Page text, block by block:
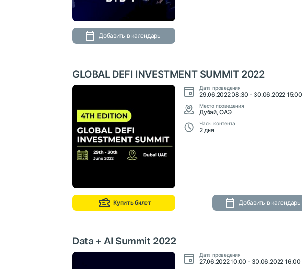
Добавить в календарь
GLOBAL DEFI INVESTMENT SUMMIT 2022
Дата проведения
29.06.2022 08:30 - 30.06.2022 15:00
Место проведения
Дубай, ОАЭ
Часы контента
2 дня
Купить билет Добавить в календарь
Data + AI Summit 2022
Дата проведения
27.06.2022 10:00 - 30.06.2022 16:00